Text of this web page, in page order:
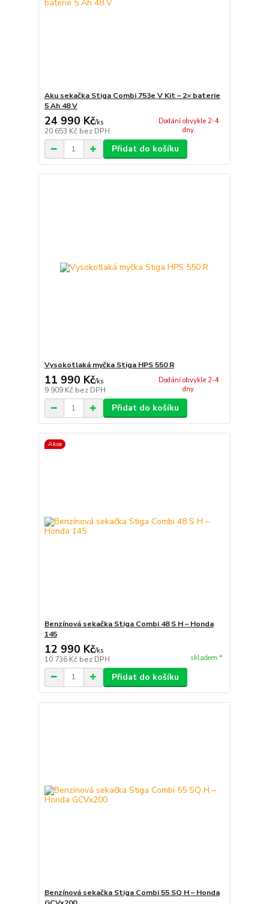
Aku sekačka Stiga Combi 753e V Kit – 2× baterie
5 Ah 48 V
24 990 Kč/ks
20 653 Kč bez DPH
Dodání obvykle 2-4
dny.
Přidat do košíku
Vysokotlaká myčka Stiga HPS 550 R
11 990 Kč/ks
9 909 Kč bez DPH
Dodání obvykle 2-4
dny.
Přidat do košíku
Akce
Benzínová sekačka Stiga Combi 48 S H – Honda
145
12 990 Kč/ks
10 736 Kč bez DPH skladem *
Přidat do košíku
Benzínová sekačka Stiga Combi 55 SQ H – Honda